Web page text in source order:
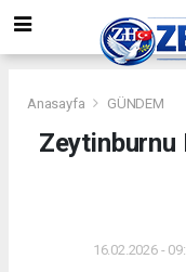
Anasayfa GÜNDEM
Zeytinburnu
16.02.2026 -